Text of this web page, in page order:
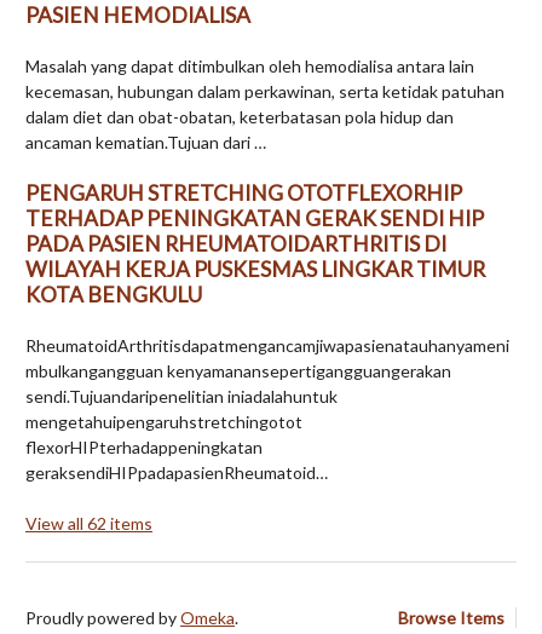
PASIEN HEMODIALISA
Masalah yang dapat ditimbulkan oleh hemodialisa antara lain
kecemasan, hubungan dalam perkawinan, serta ketidak patuhan
dalam diet dan obat-obatan, keterbatasan pola hidup dan
ancaman kematian.Tujuan dari …
PENGARUH STRETCHING OTOTFLEXORHIP
TERHADAP PENINGKATAN GERAK SENDI HIP
PADA PASIEN RHEUMATOIDARTHRITIS DI
WILAYAH KERJA PUSKESMAS LINGKAR TIMUR
KOTA BENGKULU
RheumatoidArthritisdapatmengancamjiwapasienatauhanyameni
mbulkangangguan kenyamanansepertigangguangerakan
sendi.Tujuandaripenelitian iniadalahuntuk
mengetahuipengaruhstretchingotot
flexorHIPterhadappeningkatan
geraksendiHIPpadapasienRheumatoid…
View all 62 items
Browse Items
Proudly powered byOmeka.